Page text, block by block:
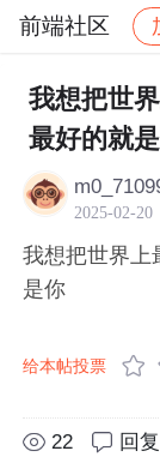
前端社区
社区 前端
我想把世
最好的就
2025-02-20
我想把世界上
是你
给本帖投票
22 回复